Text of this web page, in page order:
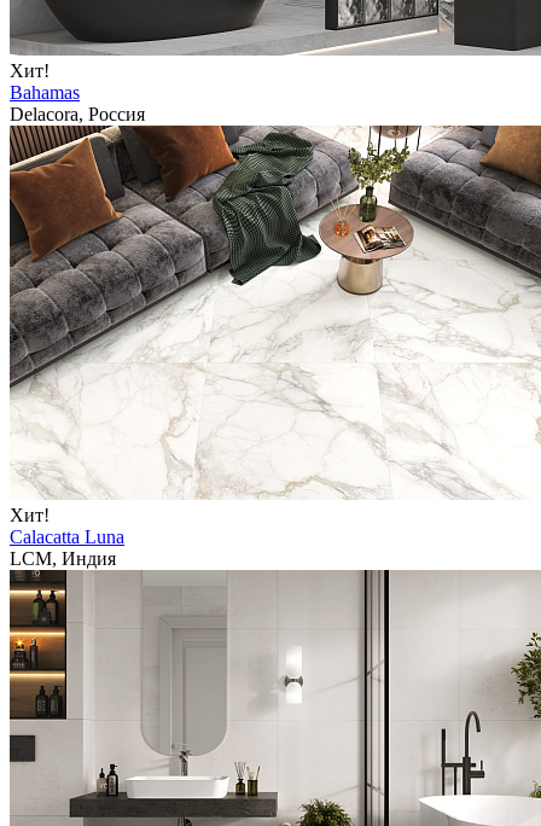
Хит!
Bahamas
Delacora, Россия
Хит!
Calacatta Luna
LCM, Индия